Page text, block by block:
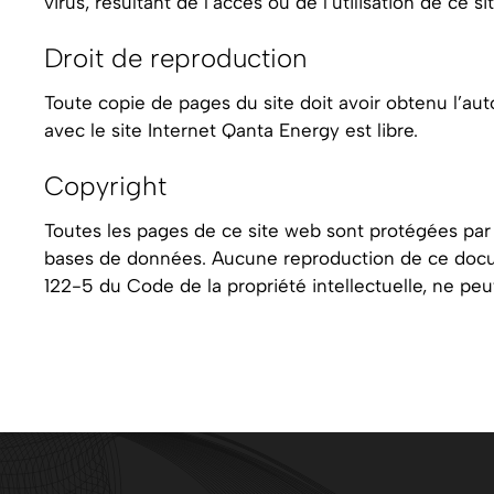
Droit de reproduction
Toute copie de pages du site doit avoir obtenu
avec le site Internet Qanta Energy est libre.
Copyright
Toutes les pages de ce site web sont protégées
bases de données. Aucune reproduction de ce
122-5 du Code de la propriété intellectuelle, ne